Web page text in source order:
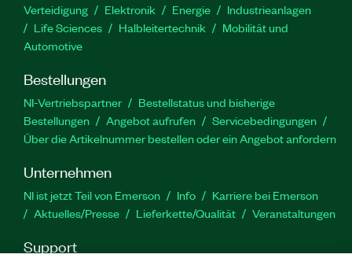
Verteidigung
Elektronik Energie
Industrieanlagen
Life Sciences
Halbleitertechnik
Mobilität und
Automotive
Bestellungen
NI-Vertriebspartner
Bestellstatus und bisherige
Bestellungen
Angebot aufrufen
Servicebedingungen
Über die Artikelnummer bestellen oder ein Angebot anfordern
Unternehmen
NI ist jetzt Teil von Emerson Info
Karriere bei Emerson
Aktuelles/Presse
Lieferkette/Qualität Veranstaltungen
Support